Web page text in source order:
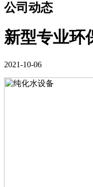
公司动态
新型专业环
2021-10-06